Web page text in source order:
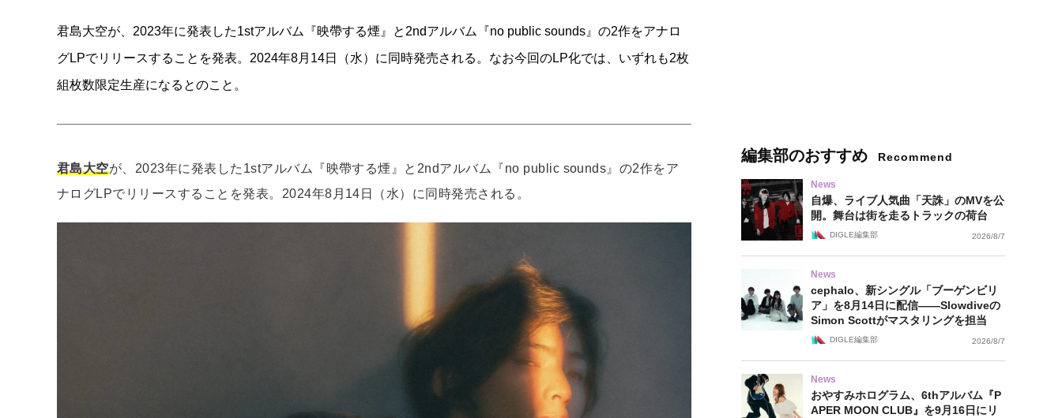
君島大空が、2023年に発表した1stアルバム『映帶する煙』と2ndアルバム『no public sounds』の2作をアナロ
グLPでリリースすることを発表。2024年8月14日（水）に同時発売される。なお今回のLP化では、いずれも2枚
組枚数限定生産になるとのこと。
君島大空が、2023年に発表した1stアルバム『映帶する煙』と2ndアルバム『no public sounds』の2作をア
ナログLPでリリースすることを発表。2024年8月14日（水）に同時発売される。
編集部のおすすめ Recommend
News
自爆、ライブ人気曲「天誅」のMVを公
開。舞台は街を走るトラックの荷台
DIGLE編集部 2026/8/7
News
cephalo、新シングル「ブーゲンビリ
ア」を8月14日に配信——Slowdiveの
Simon Scottがマスタリングを担当
DIGLE編集部 2026/8/7
News
おやすみホログラム、6thアルバム『P
APER MOON CLUB』を9月16日にリ